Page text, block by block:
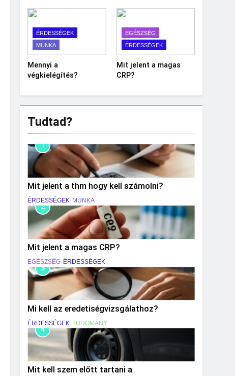
ÉRDESSÉGEK
MUNKA
Mennyi a
végkielégítés?
EGÉSZSÉG
ÉRDESSÉGEK
Mit jelent a magas
CRP?
Tudtad?
1
Mit jelent a thm hogy kell számolni?
ÉRDESSÉGEK MUNKA
2
Mit jelent a magas CRP?
EGÉSZSÉG ÉRDESSÉGEK
3
Mi kell az eredetiségvizsgálathoz?
ÉRDESSÉGEK TUDOMÁNY
4
Mit kell szem előtt tartani a